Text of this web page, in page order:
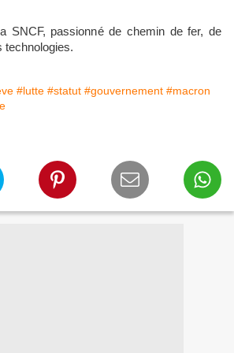
SNCF, passionné de chemin de fer, de
technologies.
#lutte #statut #gouvernement #macron